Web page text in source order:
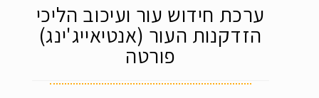
ערכת חידוש עור ועיכוב הליכי
הזדקנות העור (אנטיאייג'ינג)
פורטה